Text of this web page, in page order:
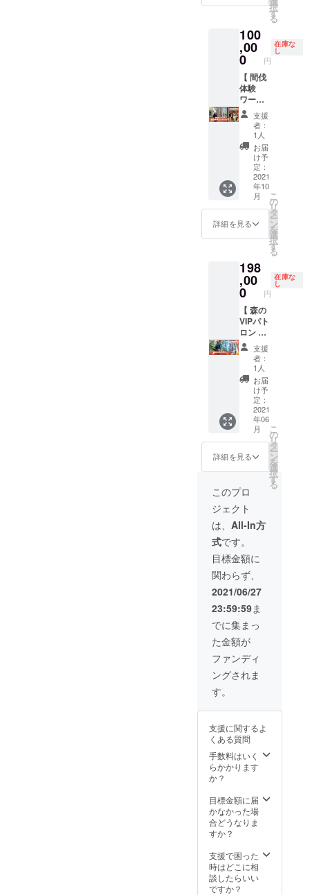
目安な
更にな
る場合
もござ
います
※ 配送
は山の
恵さん
から送
らせて
いただ
きます
※ 送付
時期は
狩猟の
時期に
よって
変更に
能性が
ありま
湯ジビ
エ工房
『山の
恵』
Facebo
okペー
ジ
https://
www.fa
cebook.
com/ya
manom
egumi1
129/
mi/
ご報告
・ご希
望があ
れば記
念樹の
植樹体
験も実
施可能
です ※
植樹予
定：
2021年
9月頃 ※
植樹体
験の際
の交通
費は別
途ご負
験を希
望され
ない場
合もご
支援可
能です
※ 植樹
された
木に間
伐材
ネーム
プレー
トをつ
けさせ
ていた
だきま
す。
をご覧
いただ
けま
す。 ま
た、希
望の方
には植
樹体験
も実施
させて
いただ
きま
す。
〈内
容〉 ・
お礼の
気持ち
を込め
浴
フィー
ルドへ
の植樹
完了の
ご報告
・ご希
望があ
れば記
念樹の
植樹体
験も実
施可能
です ※
植樹予
定：
2021年
11月頃
木は
1m-
1.2m 程
度にな
る予定
です（9
月植樹
予定の
初回リ
ターン
よりや
や小さ
い苗
木） ※
植樹体
験の際
の交通
費は別
さい ※
植樹体
験を希
望され
ない場
合もご
※ 植樹
された
木に間
プレー
トをつ
けさせ
ていた
Kicolly
Marie
』に記
念樹の
「モミ
の木」
を贈呈
できる
リター
ンで
す。
ウッド
デッキ
から植
樹した
モミの
木をご
覧いた
だけま
す。 ま
た、希
合には
植樹体
験も実
施させ
ていた
だきま
す。
〈内
容〉 ・
お礼の
気持ち
を込め
たメッ
セージ
・森林
フィー
ルドへ
の植樹
完了の
ご報告
・ご希
望があ
れば記
念樹の
植樹体
験も実
施可能
です ※
植樹予
定：
2021年
9月頃 ※
植樹体
験の際
の交通
費は別
途ご負
植樹体
望され
ない場
合もご
支援可
能です
された
木に間
伐材
ネーム
トをつ
けさせ
ていた
だきま
択
す
る
100
,00
0 円
在庫な
し
【 間伐
体験
ワーク
ショッ
プ 】 熱
海キコ
リーズ
が間伐
活動を
してい
る場所
で楽し
く安全
に行え
る間伐
体験
ショッ
プを実
施でき
る券を
お届け
しま
す。
さぁみ
なさん
で一緒
にレッ
ツキコ
リー
ズ！
〈内
容〉 ・
お礼の
気持ち
を込め
たメッ
セージ
・間伐
体験
ワーク
ショッ
プ実施
券（最
大10人
まで）
〈 ワー
ク
ショッ
プ詳細
〉 ■ 実
施日
時：有
効期間
内のい
日
13:30（
スター
ト時間
は相談
可） ■
所：静
岡県熱
海市自
然郷 ■
物：長
袖長ズ
ボン、
歩きや
支援
者：
1人
お届
け予
定：
2021
年10
月
詳細を見る
こ
の
リ
タ
ー
ン
を
選
択
す
る
198
,00
0 円
在庫な
し
【 森の
VIPパト
ロン 】
今回整
備する
ATAMI
Green
Field
with
Kicolly
Marie
』の偉
大なる
VIPパト
ロンと
して、
あなた
の分身
（小さ
な人
形）を
エリア
内に設
置させ
ていた
だきま
す！
〈内
容〉 ・
最大級
のお礼
の気持
メッ
を送ら
せてい
ただき
ます ・
大きな
ル支援
をした
い人向
けのリ
です ※
分身の
設置を
希望し
支援
者：
1人
お届
け予
定：
2021
年06
月
詳細を見る
こ
の
リ
タ
ー
ン
を
選
択
す
る
このプロ
ジェクト
は、 All-In方
式です。
目標金額に
関わらず、
2021/06/27
23:59:59ま
でに集まっ
た金額が
ファンディ
ングされま
す。
支援に関するよ
くある質問
手数料はいく
らかかります
か？
目標金額に届
かなかった場
合どうなりま
すか？
支援で困った
時はどこに相
談したらいい
ですか？